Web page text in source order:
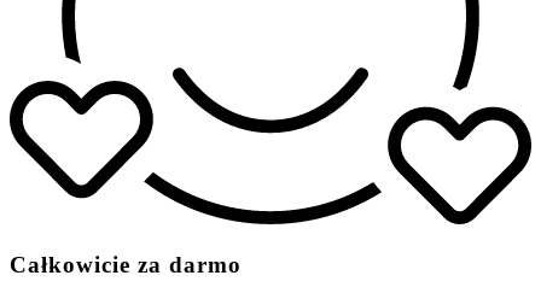
Całkowicie za darmo